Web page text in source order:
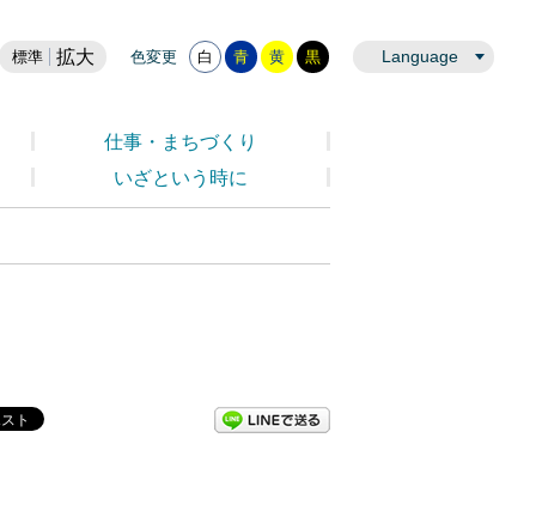
標準 拡大 色変更 白 青 黄 黒 Language
仕事・まちづくり
いざという時に